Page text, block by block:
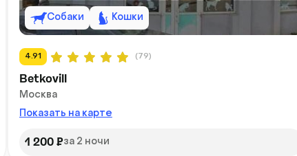
Собаки Кошки
4.91 (79)
Betkovill
Москва
Показать на карте
1 200 ₽за 2 ночи